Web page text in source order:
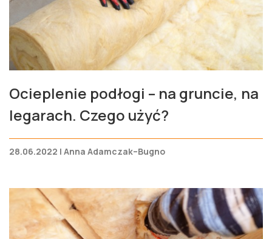
Ocieplenie podłogi – na gruncie, na
legarach. Czego użyć?
28.06.2022 | Anna Adamczak–Bugno